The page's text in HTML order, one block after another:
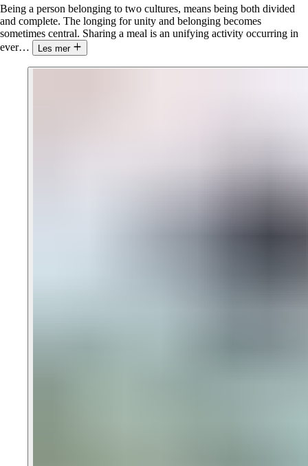
Being a person belonging to two cultures, means being both divided
and complete. The longing for unity and belonging becomes
sometimes central. Sharing a meal is an unifying activity occurring in
ever… Les mer